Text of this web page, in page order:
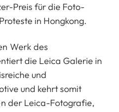
Preis für die Foto-
in Hongkong.
Werk des
die Leica Galerie in
und
und kehrt somit
der Leica-Fotografie,